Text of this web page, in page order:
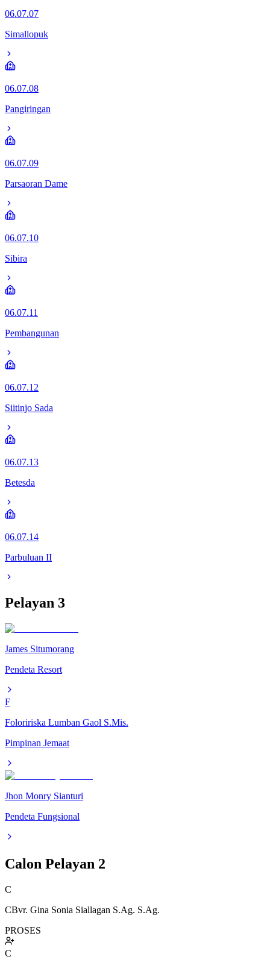
06.07.07
Simallopuk
06.07.08
Pangiringan
06.07.09
Parsaoran Dame
06.07.10
Sibira
06.07.11
Pembangunan
06.07.12
Siitinjo Sada
06.07.13
Betesda
06.07.14
Parbuluan II
Pelayan 3
James Situmorang
Pendeta Resort
F
Foloririska Lumban Gaol S.Mis.
Pimpinan Jemaat
Jhon Monry Sianturi
Pendeta Fungsional
Calon Pelayan 2
C
CBvr. Gina Sonia Siallagan S.Ag. S.Ag.
PROSES
C